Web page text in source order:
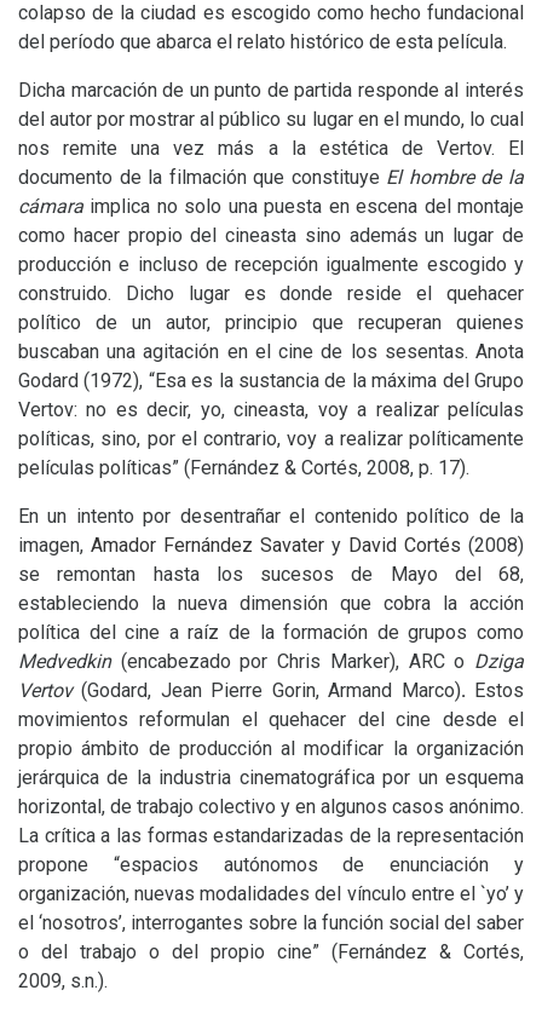
colapso de la ciudad es escogido como hecho fundacional
del período que abarca el relato histórico de esta película.
Dicha marcación de un punto de partida responde al interés
del autor por mostrar al público su lugar en el mundo, lo cual
nos remite una vez más a la estética de Vertov. El
documento de la filmación que constituye El hombre de la
cámara implica no solo una puesta en escena del montaje
como hacer propio del cineasta sino además un lugar de
producción e incluso de recepción igualmente escogido y
construido. Dicho lugar es donde reside el quehacer
político de un autor, principio que recuperan quienes
buscaban una agitación en el cine de los sesentas. Anota
Godard (1972), “Esa es la sustancia de la máxima del Grupo
Vertov: no es decir, yo, cineasta, voy a realizar películas
políticas, sino, por el contrario, voy a realizar políticamente
películas políticas” (Fernández & Cortés, 2008, p. 17).
En un intento por desentrañar el contenido político de la
imagen, Amador Fernández Savater y David Cortés (2008)
se remontan hasta los sucesos de Mayo del 68,
estableciendo la nueva dimensión que cobra la acción
política del cine a raíz de la formación de grupos como
Medvedkin (encabezado por Chris Marker), ARCo Dziga
Vertov(Godard, Jean Pierre Gorin, Armand Marco). Estos
movimientos reformulan el quehacer del cine desde el
propio ámbito de producción al modificar la organización
jerárquica de la industria cinematográfica por un esquema
horizontal, de trabajo colectivo y en algunos casos anónimo.
La crítica a las formas estandarizadas de la representación
propone “espacios autónomos de enunciación y
organización, nuevas modalidades del vínculo entre el `yo’ y
el ‘nosotros’, interrogantes sobre la función social del saber
o del trabajo o del propio cine” (Fernández & Cortés,
2009, s.n.).